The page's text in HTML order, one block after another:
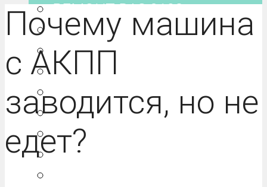
РЕМОНТ ВАЗ 2103
РЕМОНТ ВАЗ 2104
РЕМОНТ ВАЗ 2105
РЕМОНТ ВАЗ 2106
РЕМОНТ ВАЗ 2107
РЕМОНТ ВАЗ 2108
РЕМОНТ ВАЗ 2109
РЕМОНТ ВАЗ 21099
Почему машина
с АКПП
заводится, но не
едет?